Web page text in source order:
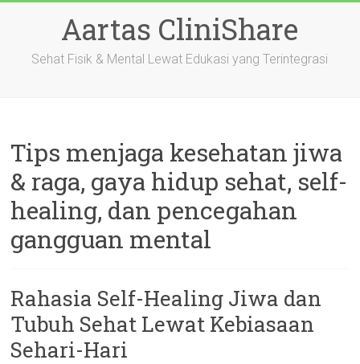
Aartas CliniShare
Sehat Fisik & Mental Lewat Edukasi yang Terintegrasi
Tips menjaga kesehatan jiwa
& raga, gaya hidup sehat, self-
healing, dan pencegahan
gangguan mental
Rahasia Self-Healing Jiwa dan
Tubuh Sehat Lewat Kebiasaan
Sehari-Hari